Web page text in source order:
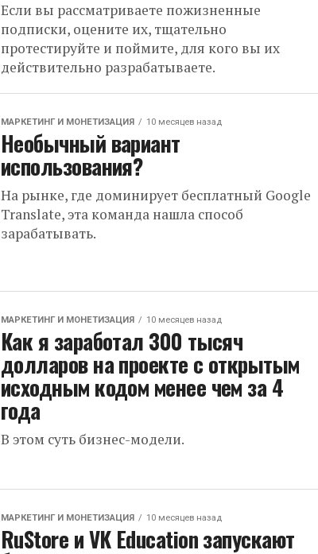
Если вы рассматриваете пожизненные
подписки, оцените их, тщательно
протестируйте и поймите, для кого вы их
действительно разрабатываете.
МАРКЕТИНГ И МОНЕТИЗАЦИЯ 10 месяцев назад
Необычный вариант
использования?
На рынке, где доминирует бесплатный Google
Translate, эта команда нашла способ
зарабатывать.
МАРКЕТИНГ И МОНЕТИЗАЦИЯ 10 месяцев назад
Как я заработал 300 тысяч
долларов на проекте с открытым
исходным кодом менее чем за 4
года
В этом суть бизнес-модели.
МАРКЕТИНГ И МОНЕТИЗАЦИЯ 10 месяцев назад
RuStore и VK Education запускают